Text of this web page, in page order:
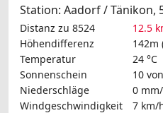
Station: Aadorf / Tänikon,
Distanz zu 8524
12.5
Höhendifferenz
142m
Temperatur
24 °C
Sonnenschein
10
Niederschläge
0
Windgeschwindigkeit
7 km/